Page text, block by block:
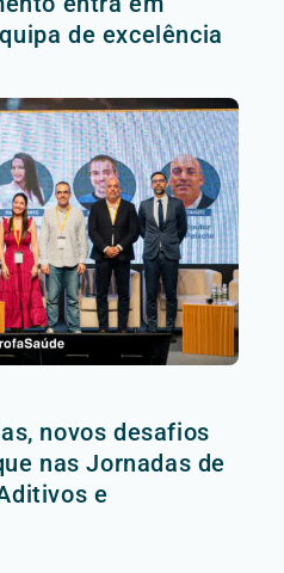
de excelência
novos desafios
nas Jornadas de
e